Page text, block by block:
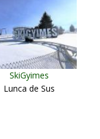
SkiGyimes
Lunca de Sus